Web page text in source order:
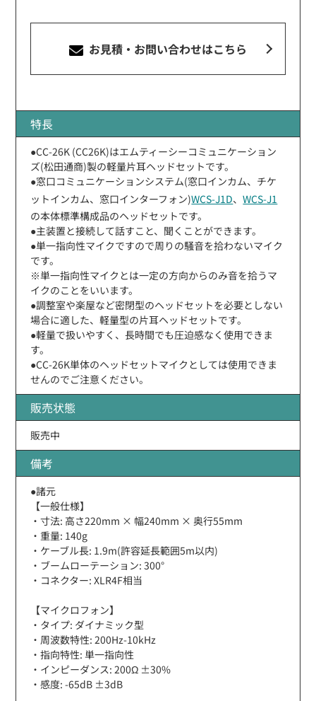
お見積・お問い合わせはこちら
特長
●CC-26K (CC26K)はエムティーシーコミュニケーション
ズ(松田通商)製の軽量片耳ヘッドセットです。
●窓口コミュニケーションシステム(窓口インカム、チケ
ットインカム、窓口インターフォン)WCS-J1D、WCS-J1
の本体標準構成品のヘッドセットです。
●主装置と接続して話すこと、聞くことができます。
●単一指向性マイクですので周りの騒音を拾わないマイク
です。
※単一指向性マイクとは一定の方向からのみ音を拾うマ
イクのことをいいます。
●調整室や楽屋など密閉型のヘッドセットを必要としない
場合に適した、軽量型の片耳ヘッドセットです。
●軽量で扱いやすく、長時間でも圧迫感なく使用できま
す。
●CC-26K単体のヘッドセットマイクとしては使用できま
せんのでご注意ください。
販売状態
販売中
備考
●諸元
【一般仕様】
・寸法: 高さ220mm × 幅240mm × 奥行55mm
・重量: 140g
・ケーブル長: 1.9m(許容延長範囲5m以内)
・ブームローテーション: 300°
・コネクター: XLR4F相当
【マイクロフォン】
・タイプ: ダイナミック型
・周波数特性: 200Hz-10kHz
・指向特性: 単一指向性
・インピーダンス: 200Ω ±30%
・感度: -65dB ±3dB